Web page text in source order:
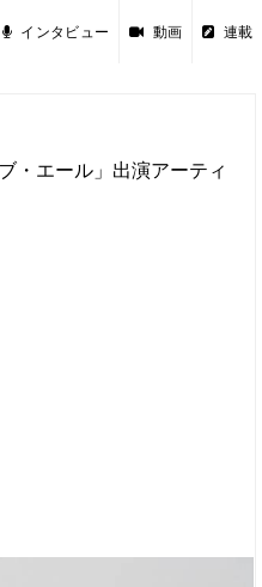
インタビュー 動画 連載
・エール」出演アーティ